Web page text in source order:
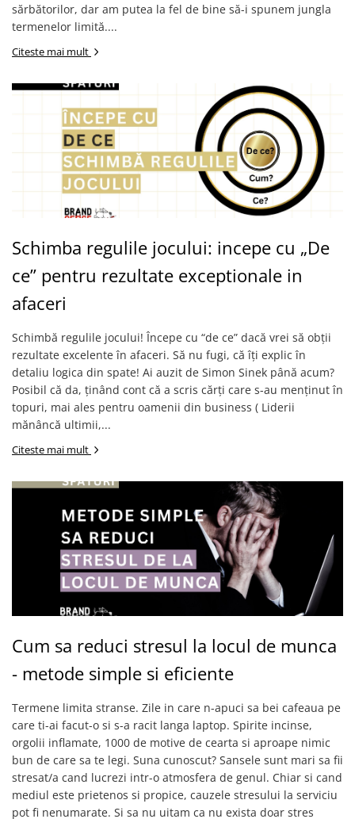
sărbătorilor, dar am putea la fel de bine să-i spunem jungla
termenelor limită....
Citeste mai mult
Schimba regulile jocului: incepe cu „De
ce” pentru rezultate exceptionale in
afaceri
Schimbă regulile jocului! Începe cu “de ce” dacă vrei să obții
rezultate excelente în afaceri. Să nu fugi, că îți explic în
detaliu logica din spate! Ai auzit de Simon Sinek până acum?
Posibil că da, ținând cont că a scris cărți care s-au menținut în
topuri, mai ales pentru oamenii din business ( Liderii
mănâncă ultimii,...
Citeste mai mult
Cum sa reduci stresul la locul de munca
- metode simple si eficiente
Termene limita stranse. Zile in care n-apuci sa bei cafeaua pe
care ti-ai facut-o si s-a racit langa laptop. Spirite incinse,
orgolii inflamate, 1000 de motive de cearta si aproape nimic
bun de care sa te legi. Suna cunoscut? Sansele sunt mari sa fii
stresat/a cand lucrezi intr-o atmosfera de genul. Chiar si cand
mediul este prietenos si propice, cauzele stresului la serviciu
pot fi nenumarate. Si sa nu uitam ca nu exista doar stres